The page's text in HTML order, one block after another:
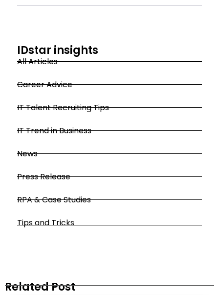
IDstar insights
All Articles
Career Advice
IT Talent Recruiting Tips
IT Trend in Business
News
Press Release
RPA & Case Studies
Tips and Tricks
Related Post